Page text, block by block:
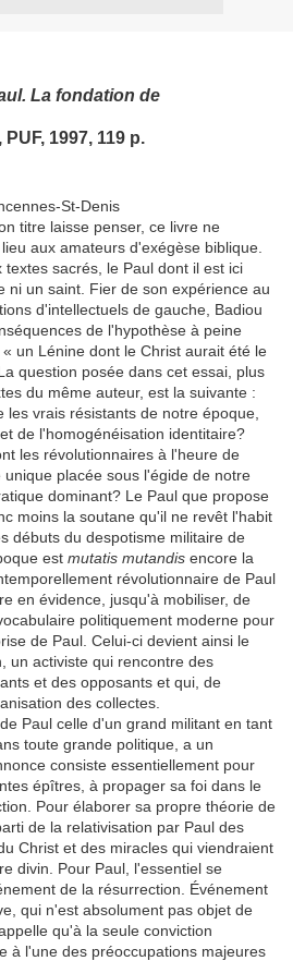
La fondation de
PUF, 1997, 119 p.
St-Denis
titre laisse penser, ce livre ne
aux amateurs d'exégèse biblique.
sacrés, le Paul dont il est ici
ni un saint. Fier de son expérience au
d'intellectuels de gauche, Badiou
de l'hypothèse à peine
un Lénine dont le Christ aurait été le
question posée dans cet essai, plus
du même auteur, est la suivante :
vrais résistants de notre époque,
de l'homogénéisation identitaire?
les révolutionnaires à l'heure de
placée sous l'égide de notre
dominant? Le Paul que propose
moins la soutane qu'il ne revêt l'habit
débuts du despotisme militaire de
est mutatis mutandis encore la
révolutionnaire de Paul
en évidence, jusqu'à mobiliser, de
politiquement moderne pour
de Paul. Celui-ci devient ainsi le
un activiste qui rencontre des
et des opposants et qui, de
des collectes.
Paul celle d'un grand militant en tant
toute grande politique, a un
consiste essentiellement pour
épîtres, à propager sa foi dans le
Pour élaborer sa propre théorie de
de la relativisation par Paul des
Christ et des miracles qui viendraient
divin. Pour Paul, l'essentiel se
de la résurrection. Événement
qui n'est absolument pas objet de
qu'à la seule conviction
à l'une des préoccupations majeures